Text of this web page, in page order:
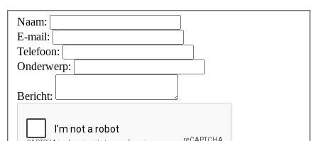
Naam:
E-mail:
Telefoon:
Onderwerp:
Bericht: